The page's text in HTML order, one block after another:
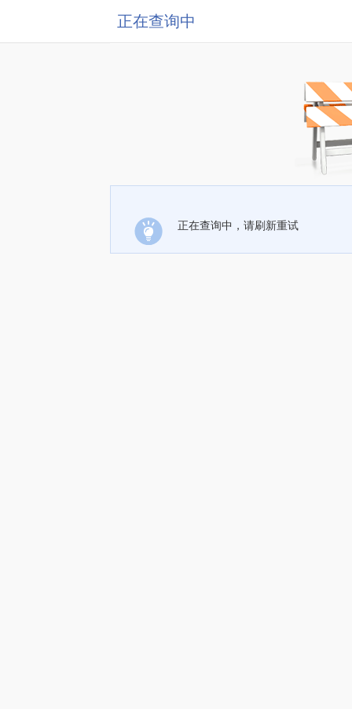
正在查询中
正在查询中，请刷新重试